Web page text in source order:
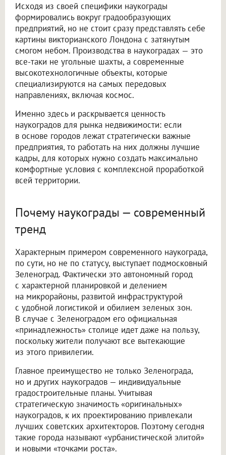
Исходя из своей специфики наукограды
формировались вокруг градообразующих
предприятий, но не стоит сразу представлять себе
картины викторианского Лондона с затянутым
смогом небом. Производства в наукоградах — это
все-таки не угольные шахты, а современные
высокотехнологичные объекты, которые
специализируются на самых передовых
направлениях, включая космос.
Именно здесь и раскрывается ценность
наукоградов для рынка недвижимости: если
в основе городов лежат стратегически важные
предприятия, то работать на них должны лучшие
кадры, для которых нужно создать максимально
комфортные условия с комплексной проработкой
всей территории.
Почему наукограды — современный
тренд
Характерным примером современного наукограда,
по сути, но не по статусу, выступает подмосковный
Зеленоград. Фактически это автономный город
с характерной планировкой и делением
на микрорайоны, развитой инфраструктурой
с удобной логистикой и обилием зеленых зон.
В случае с Зеленоградом его официальная
«принадлежность» столице идет даже на пользу,
поскольку жители получают все вытекающие
из этого привилегии.
Главное преимущество не только Зеленограда,
но и других наукоградов — индивидуальные
градостроительные планы. Учитывая
стратегическую значимость «оригинальных»
наукоградов, к их проектированию привлекали
лучших советских архитекторов. Поэтому сегодня
такие города называют «урбанистической элитой»
и новыми «точками роста».